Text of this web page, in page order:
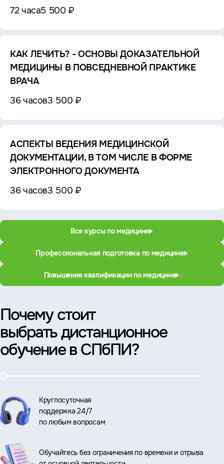
72 часа5 500 ₽
КАК ЛЕЧИТЬ? - ОСНОВЫ ДОКАЗАТЕЛЬНОЙ
МЕДИЦИНЫ В ПОВСЕДНЕВНОЙ ПРАКТИКЕ
ВРАЧА
36 часов3 500 ₽
АСПЕКТЫ ВЕДЕНИЯ МЕДИЦИНСКОЙ
ДОКУМЕНТАЦИИ, В ТОМ ЧИСЛЕ В ФОРМЕ
ЭЛЕКТРОННОГО ДОКУМЕНТА
36 часов3 500 ₽
Все курсы по медицине
Профессиональная подготовка по медицине
Повышение квалификации по медицине
Почему стоит
выбрать дистанционное
обучение в СПбПИ?
Круглосуточная
поддержка 24/7
по любым вопросам
Обучайтесь без ограничения по времени и отрыва